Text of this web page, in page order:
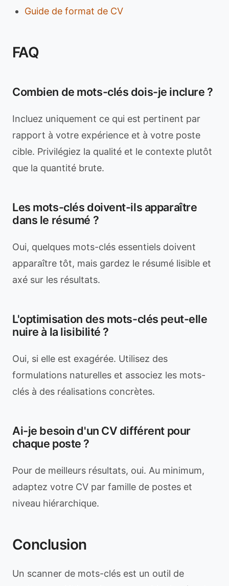
Guide de format de CV
FAQ
Combien de mots-clés dois-je inclure ?
Incluez uniquement ce qui est pertinent par
rapport à votre expérience et à votre poste
cible. Privilégiez la qualité et le contexte plutôt
que la quantité brute.
Les mots-clés doivent-ils apparaître
dans le résumé ?
Oui, quelques mots-clés essentiels doivent
apparaître tôt, mais gardez le résumé lisible et
axé sur les résultats.
L'optimisation des mots-clés peut-elle
nuire à la lisibilité ?
Oui, si elle est exagérée. Utilisez des
formulations naturelles et associez les mots-
clés à des réalisations concrètes.
Ai-je besoin d'un CV différent pour
chaque poste ?
Pour de meilleurs résultats, oui. Au minimum,
adaptez votre CV par famille de postes et
niveau hiérarchique.
Conclusion
Un scanner de mots-clés est un outil de